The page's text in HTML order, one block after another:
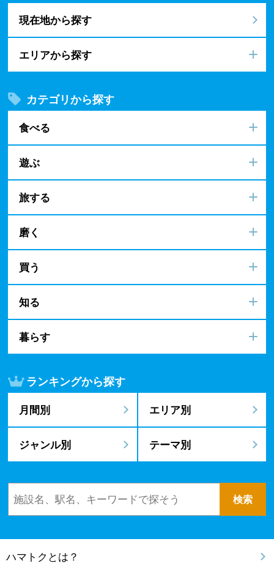
現在地から探す
エリアから探す
カテゴリから探す
食べる
遊ぶ
旅する
磨く
買う
知る
暮らす
ランキングから探す
月間別 エリア別
ジャンル別 テーマ別
ハマトクとは？